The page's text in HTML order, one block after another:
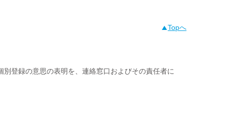
Topへ
登録の意思の表明を、連絡窓口およびその責任者に